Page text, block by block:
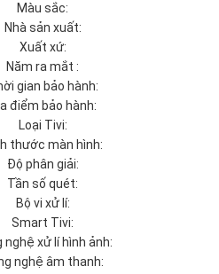
Màu sắc:
Nhà sản xuất:
Xuất xứ:
Năm ra mắt :
gian bảo hành:
điểm bảo hành:
Loại Tivi:
thước màn hình:
Độ phân giải:
Tần số quét:
Bộ vi xử lí:
Smart Tivi:
nghệ xử lí hình ảnh:
nghệ âm thanh: